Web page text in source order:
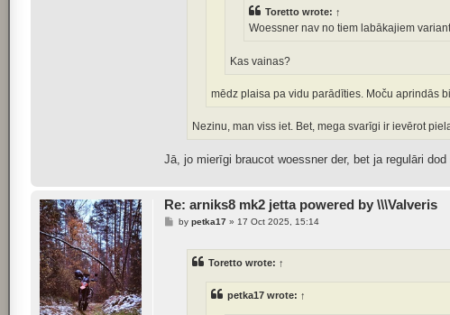
Torettowrote: ↑
Woessner nav no tiem labākajiem
Kas vainas?
mēdz plaisa pa vidu parādīties. Moču aprindās
Nezinu, man viss iet. Bet, mega svarīgi ir ievērot
Jā, jo mierīgi braucot woessner der, bet ja regulāri
Re: arniks8 mk2 jetta powered by \\\Valveris
Pby petka17» 17 Oct 2025, 15:14
Torettowrote: ↑
petka17wrote: ↑